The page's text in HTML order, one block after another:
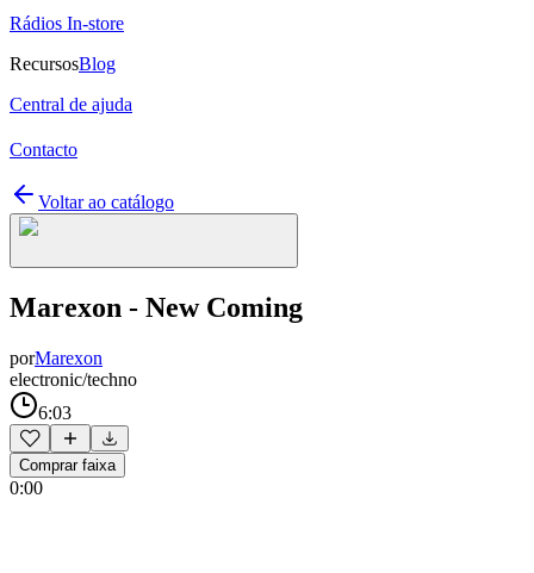
Rádios In-store
RecursosBlog
Central de ajuda
Contacto
Voltar ao catálogo
Marexon - New Coming
porMarexon
electronic/techno
6:03
Comprar faixa
0:00